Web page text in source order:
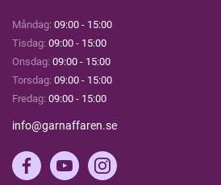
Måndag: 09:00 - 15:00
Tisdag: 09:00 - 15:00
Onsdag: 09:00 - 15:00
Torsdag: 09:00 - 15:00
Fredag: 09:00 - 15:00
info@garnaffaren.se